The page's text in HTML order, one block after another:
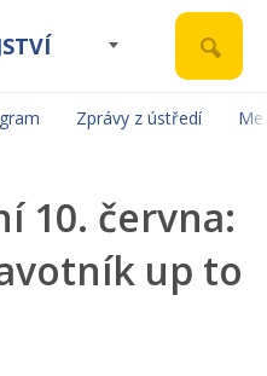
Zprávy z ústředí
10. června:
up to